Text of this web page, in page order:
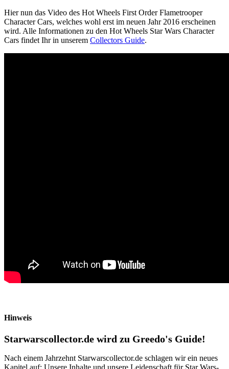
Hier nun das Video des Hot Wheels First Order Flametrooper
Character Cars, welches wohl erst im neuen Jahr 2016 erscheinen
wird. Alle Informationen zu den Hot Wheels Star Wars Character
Cars findet Ihr in unserem Collectors Guide.
Hinweis
Starwarscollector.de wird zu Greedo's Guide!
Nach einem Jahrzehnt Starwarscollector.de schlagen wir ein neues
Kapitel auf: Unsere Inhalte und unsere Leidenschaft für Star Wars-